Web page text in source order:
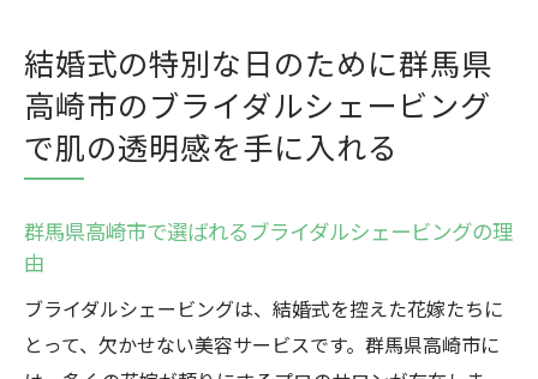
は
プロによるシェービングで自信を持って迎
える結婚式
ロン特集
群馬県高崎市のプロによるブライダルシェービ
ングでメイクのノリが劇的にアップ
結婚式の特別な日のために群馬県
高崎市のブライダルシェービング
で肌の透明感を手に入れる
群馬県高崎市で選ばれるブライダルシェービングの理
由
ブライダルシェービングは、結婚式を控えた花嫁たちに
とって、欠かせない美容サービスです。群馬県高崎市に